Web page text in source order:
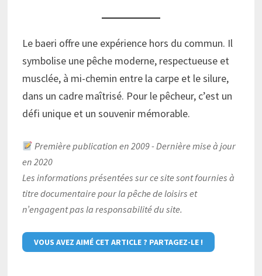
Le baeri offre une expérience hors du commun. Il
symbolise une pêche moderne, respectueuse et
musclée, à mi-chemin entre la carpe et le silure,
dans un cadre maîtrisé. Pour le pêcheur, c’est un
défi unique et un souvenir mémorable.
Première publication en 2009 - Dernière mise à jour
en 2020
Les informations présentées sur ce site sont fournies à
titre documentaire pour la pêche de loisirs et
n’engagent pas la responsabilité du site.
VOUS AVEZ AIMÉ CET ARTICLE ? PARTAGEZ-LE !